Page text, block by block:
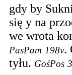
gdy by
się y na
we wrota
PasPam 198v.
tyłu. GośPos